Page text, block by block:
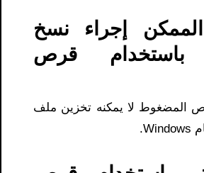
إجراء نسخ
باستخدام قرص
المضغوط لا يمكنه تخزين ملف